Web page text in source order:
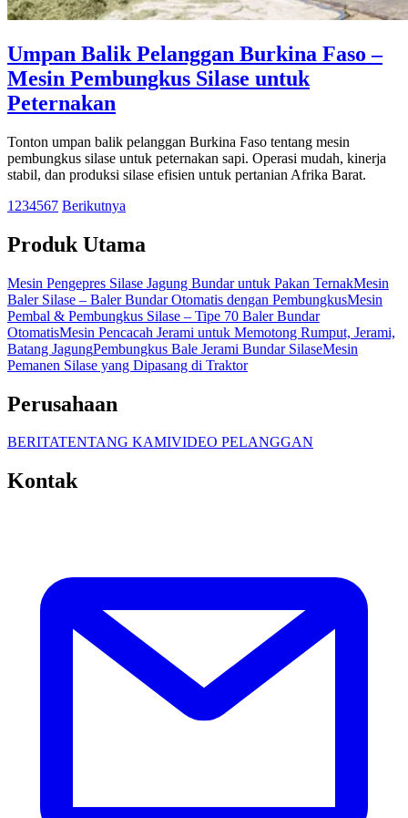
Umpan Balik Pelanggan Burkina Faso –
Mesin Pembungkus Silase untuk
Peternakan
Tonton umpan balik pelanggan Burkina Faso tentang mesin
pembungkus silase untuk peternakan sapi. Operasi mudah, kinerja
stabil, dan produksi silase efisien untuk pertanian Afrika Barat.
1 234567 Berikutnya
Produk Utama
Mesin Pengepres Silase Jagung Bundar untuk Pakan TernakMesin
Baler Silase – Baler Bundar Otomatis dengan PembungkusMesin
Pembal & Pembungkus Silase – Tipe 70 Baler Bundar
OtomatisMesin Pencacah Jerami untuk Memotong Rumput, Jerami,
Batang JagungPembungkus Bale Jerami Bundar SilaseMesin
Pemanen Silase yang Dipasang di Traktor
Perusahaan
BERITATENTANG KAMIVIDEO PELANGGAN
Kontak